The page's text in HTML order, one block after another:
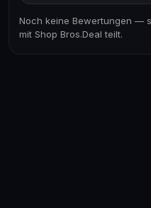
Noch keine Bewertungen —
mit Shop Bros.Deal teilt.